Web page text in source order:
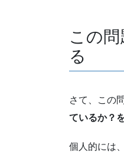
この
る
さて、この
ているか？
個人的には